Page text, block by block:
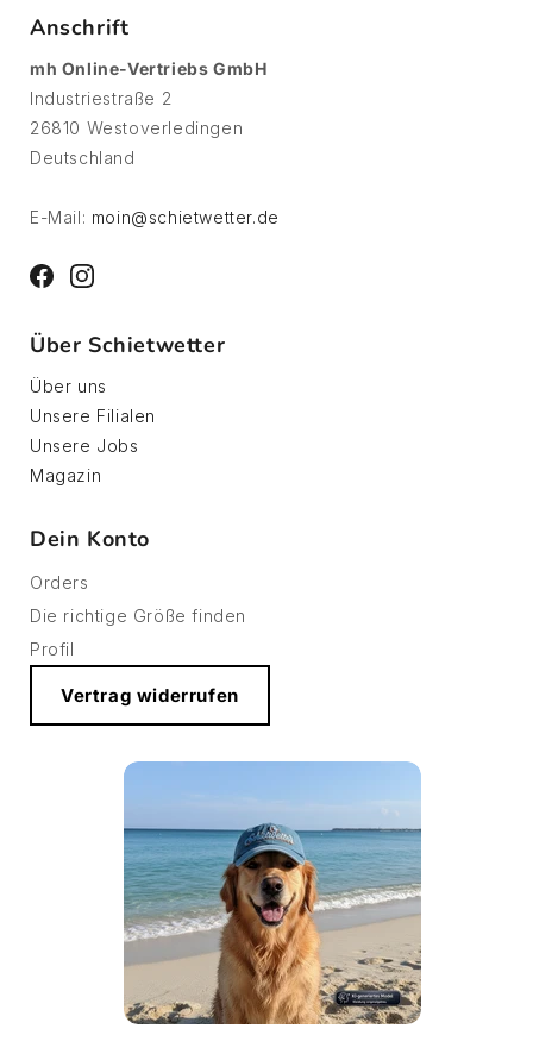
Anschrift
mh Online-Vertriebs GmbH
Industriestraße 2
26810 Westoverledingen
Deutschland
E-Mail: moin@schietwetter.de
FacebookInstagram
Über Schietwetter
Über uns
Unsere Filialen
Unsere Jobs
Magazin
Dein Konto
Orders
Die richtige Größe finden
Profil
Vertrag widerrufen